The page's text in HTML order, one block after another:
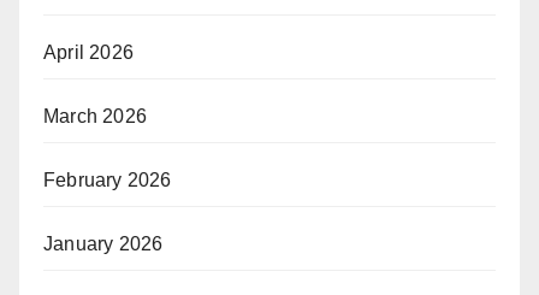
April 2026
March 2026
February 2026
January 2026